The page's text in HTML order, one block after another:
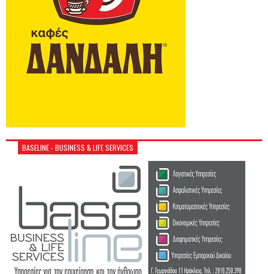
BASELINE - BUSINESS & LIFE SERVICES